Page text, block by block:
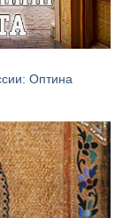
Оптина